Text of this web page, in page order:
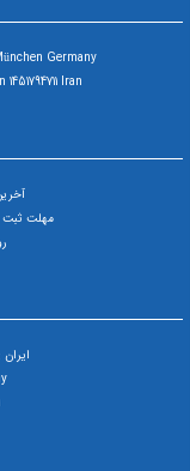
Germany
Iran
مهلت ثبت